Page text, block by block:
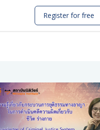
Register for free